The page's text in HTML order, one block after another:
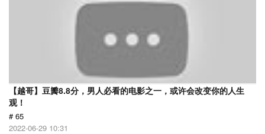
【越哥】豆瓣8.8分，男人必看的电影之一，或许会改变你的人生
观！
# 65
2022-06-29 10:31